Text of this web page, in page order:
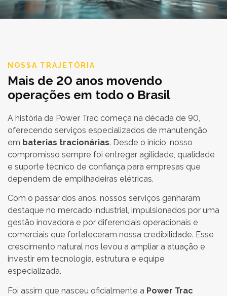
NOSSA TRAJETÓRIA
Mais de 20 anos movendo
operações em todo o Brasil
A história da Power Trac começa na década de 90,
oferecendo serviços especializados de manutenção
em baterias tracionárias. Desde o início, nosso
compromisso sempre foi entregar agilidade, qualidade
e suporte técnico de confiança para empresas que
dependem de empilhadeiras elétricas.
Com o passar dos anos, nossos serviços ganharam
destaque no mercado industrial, impulsionados por uma
gestão inovadora e por diferenciais operacionais e
comerciais que fortaleceram nossa credibilidade. Esse
crescimento natural nos levou a ampliar a atuação e
investir em tecnologia, estrutura e equipe
especializada.
Foi assim que nasceu oficialmente a Power Trac